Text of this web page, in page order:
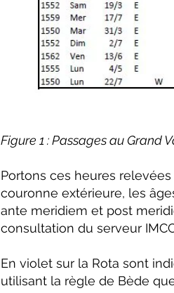
Figure 1 : Passages au Grand
Portons ces heures
couronne extérieure, les
ante meridiem et post
consultation du serveur
En violet sur la Rota sont
utilisant la règle de Bède